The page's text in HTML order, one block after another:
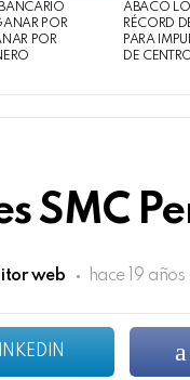
POR
POR
Not
Safe
For
Click
to
view
ÁBACO
RÉCORD
PARA
DE
SMC
web hace 19 años